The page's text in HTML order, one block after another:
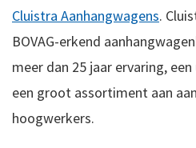
Cluistra Aanhangwagens.
BOVAG-erkend
meer dan 25 jaar ervaring,
een groot assortiment aan
hoogwerkers.